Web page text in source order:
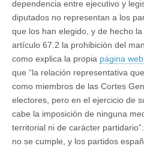
dependencia entre ejecutivo y
diputados no representan a los
que los han elegido, y de hecho
artículo 67.2 la prohibición del
como explica la propia página
que “la relación representativa
como miembros de las Cortes
electores, pero en el ejercicio de
cabe la imposición de ninguna
territorial ni de carácter
no se cumple, y los partidos